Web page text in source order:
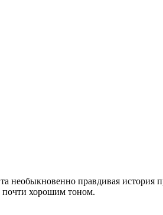
необыкновенно правдивая история
почти хорошим тоном.